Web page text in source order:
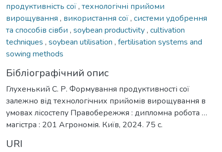
продуктивність сої, технологічні прийоми
вирощування , використання сої, системи удобрення
та способів сівби , soybean productivity, cultivation
techniques , soybean utilisation , fertilisation systems and
sowing methods
Бібліографічний опис
Глухенький С. Р. Формування продуктивності сої
залежно від технологічних прийомів вирощування в
умовах лісостепу Правобережжя : дипломна робота …
магістра : 201 Агрономія. Київ, 2024. 75 с.
URI